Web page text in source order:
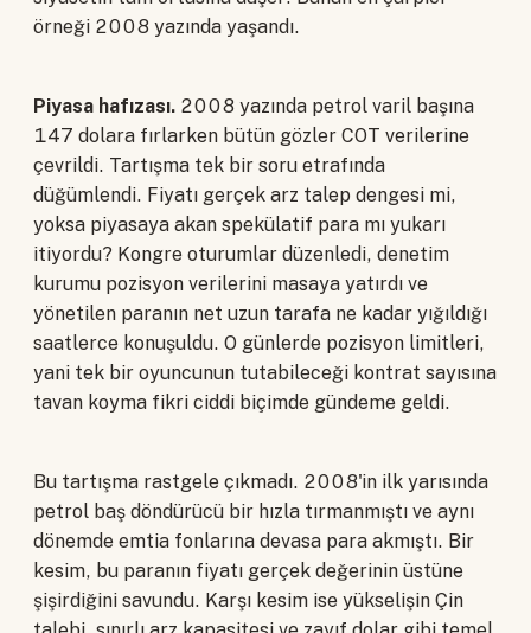
örneği 2008 yazında yaşandı.
Piyasa hafızası. 2008 yazında petrol varil başına
147 dolara fırlarken bütün gözler COT verilerine
çevrildi. Tartışma tek bir soru etrafında
düğümlendi. Fiyatı gerçek arz talep dengesi mi,
yoksa piyasaya akan spekülatif para mı yukarı
itiyordu? Kongre oturumlar düzenledi, denetim
kurumu pozisyon verilerini masaya yatırdı ve
yönetilen paranın net uzun tarafa ne kadar yığıldığı
saatlerce konuşuldu. O günlerde pozisyon limitleri,
yani tek bir oyuncunun tutabileceği kontrat sayısına
tavan koyma fikri ciddi biçimde gündeme geldi.
Bu tartışma rastgele çıkmadı. 2008'in ilk yarısında
petrol baş döndürücü bir hızla tırmanmıştı ve aynı
dönemde emtia fonlarına devasa para akmıştı. Bir
kesim, bu paranın fiyatı gerçek değerinin üstüne
şişirdiğini savundu. Karşı kesim ise yükselişin Çin